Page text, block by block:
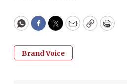
WhatsApp
Facebook
Twitter
EmailCopyPrint
Brand Voice